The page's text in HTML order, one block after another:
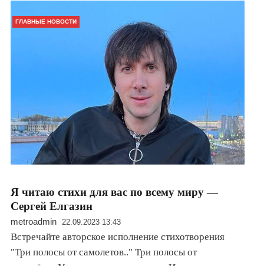
ГЛАВНЫЕ НОВОСТИ
Я читаю стихи для вас по всему миру —
Сергей Елгазин
metroadmin 22.09.2023 13:43
Встречайте авторское исполнение стихотворения
"Три полосы от самолетов.." Три полосы от